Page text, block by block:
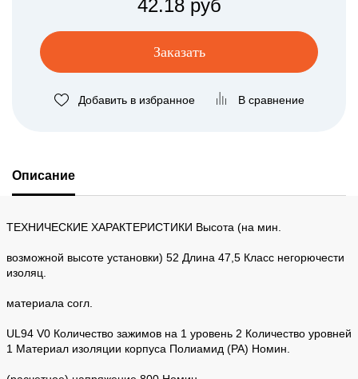
42.18 руб
Заказать
Добавить в избранное В сравнение
Описание
ТЕХНИЧЕСКИЕ ХАРАКТЕРИСТИКИ Высота (на мин.
возможной высоте установки) 52 Длина 47,5 Класс негорючести
изоляц.
материала согл.
UL94 V0 Количество зажимов на 1 уровень 2 Количество уровней
1 Материал изоляции корпуса Полиамид (PA) Номин.